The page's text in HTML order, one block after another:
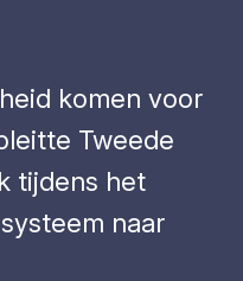
komen voor
Tweede
tijdens het
naar